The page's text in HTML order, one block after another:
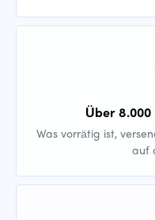
Über
Was vorrätig ist,
auf